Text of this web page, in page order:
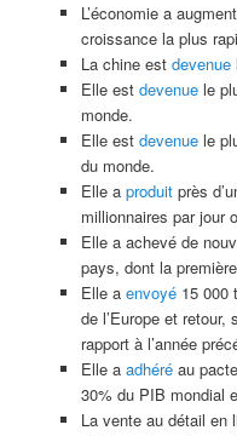
L’économie a
croissance la plus
La chine est devenue
Elle est devenuele
monde.
Elle est devenuele
du monde.
Elle a produitprès
millionnaires par jour
Elle a achevé de
pays, dont la
Elle a envoyé15 000
de l’Europe et
rapport à l’année
Elle a adhéréau
30% du PIB mondial
La vente au détail en